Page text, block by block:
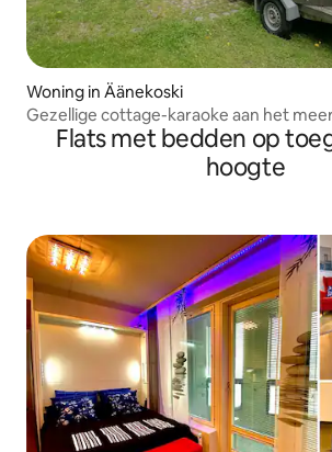
Woning in Äänekoski
Gezellige cottage-karaoke aan het
Flats met bedden op
hoogte